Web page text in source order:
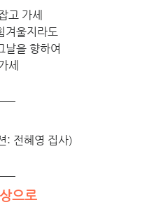
고 가세
겨울지라도
날을 향하여
세
: 전혜영 집사)
으로